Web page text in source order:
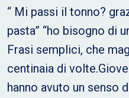
“ Mi passi il tonno?
pasta” “ho bisogno di
Frasi semplici, che
centinaia di
hanno avuto un senso